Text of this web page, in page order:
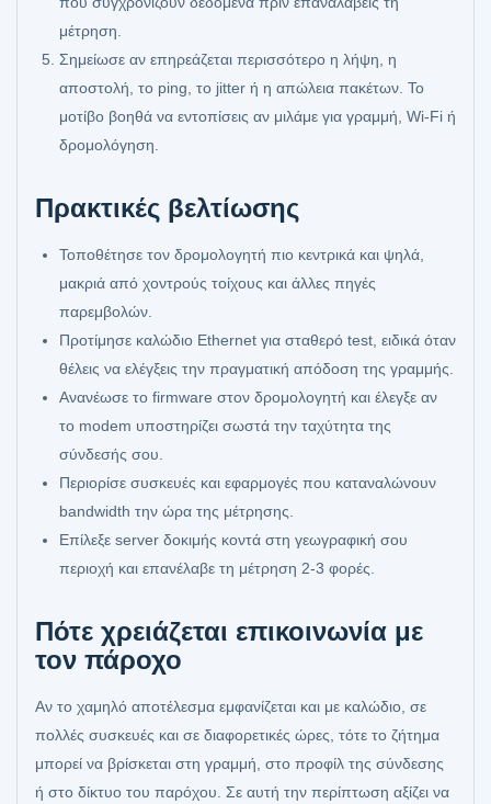
μέτρηση.
Σημείωσε αν επηρεάζεται περισσότερο η λήψη, η
αποστολή, το ping, το jitter ή η απώλεια πακέτων. Το
μοτίβο βοηθά να εντοπίσεις αν μιλάμε για γραμμή, Wi‑Fi ή
δρομολόγηση.
Πρακτικές βελτίωσης
Τοποθέτησε τον δρομολογητή πιο κεντρικά και ψηλά,
μακριά από χοντρούς τοίχους και άλλες πηγές
παρεμβολών.
Προτίμησε καλώδιο Ethernet για σταθερό test, ειδικά όταν
θέλεις να ελέγξεις την πραγματική απόδοση της γραμμής.
Ανανέωσε το firmware στον δρομολογητή και έλεγξε αν
το modem υποστηρίζει σωστά την ταχύτητα της
σύνδεσής σου.
Περιορίσε συσκευές και εφαρμογές που καταναλώνουν
bandwidth την ώρα της μέτρησης.
Επίλεξε server δοκιμής κοντά στη γεωγραφική σου
περιοχή και επανέλαβε τη μέτρηση 2-3 φορές.
Πότε χρειάζεται επικοινωνία με
τον πάροχο
Αν το χαμηλό αποτέλεσμα εμφανίζεται και με καλώδιο, σε
πολλές συσκευές και σε διαφορετικές ώρες, τότε το ζήτημα
μπορεί να βρίσκεται στη γραμμή, στο προφίλ της σύνδεσης
ή στο δίκτυο του παρόχου. Σε αυτή την περίπτωση αξίζει να